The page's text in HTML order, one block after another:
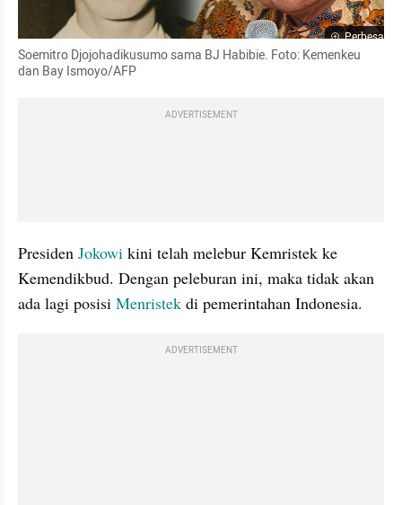
Perbesar
Soemitro Djojohadikusumo sama BJ Habibie. Foto: Kemenkeu
dan Bay Ismoyo/AFP
ADVERTISEMENT
Presiden Jokowi kini telah melebur Kemristek ke
Kemendikbud. Dengan peleburan ini, maka tidak akan
ada lagi posisi Menristek di pemerintahan Indonesia.
ADVERTISEMENT